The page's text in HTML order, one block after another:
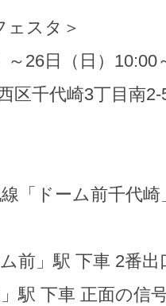
ェスタ＞
～26日（日）10:00
区千代崎3丁目南2-
「ドーム前千代
前」駅 下車 2番
駅 下車 正面の信